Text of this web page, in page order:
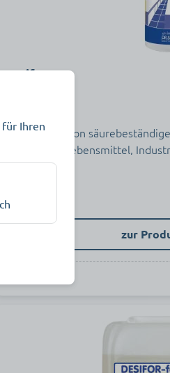
Desifor SD
Zur Desinfektion
Bereich und Lebensmittel,
zur
Ihren